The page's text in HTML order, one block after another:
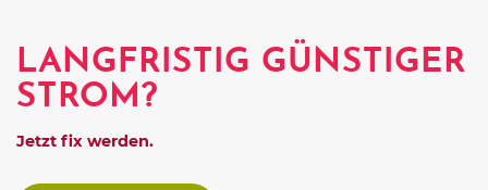
LANGFRISTIG GÜNSTIGER
STROM?
Jetzt fix werden.